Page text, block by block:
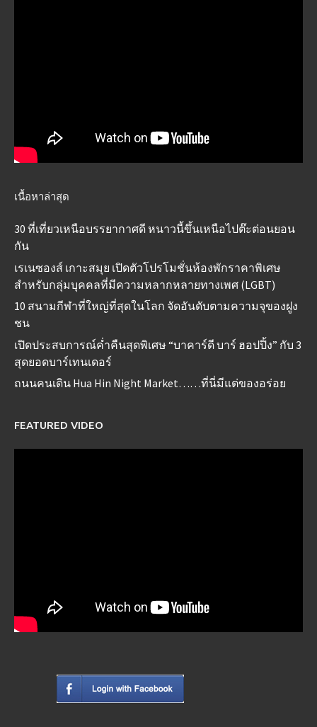
เนื้อหาล่าสุด
30 ที่เที่ยวเหนือบรรยากาศดี หนาวนี้ขึ้นเหนือไปต๊ะต่อนยอน
กัน
เรเนซองส์ เกาะสมุย เปิดตัวโปรโมชั่นห้องพักราคาพิเศษ
สำหรับกลุ่มบุคคลที่มีความหลากหลายทางเพศ (LGBT)
10 สนามกีฬาที่ใหญ่ที่สุดในโลก จัดอันดับตามความจุของฝูง
ชน
เปิดประสบการณ์ค่ำคืนสุดพิเศษ “บาคาร์ดี บาร์ ฮอปปิ้ง” กับ 3
สุดยอดบาร์เทนเดอร์
ถนนคนเดิน Hua Hin Night Market……ที่นี่มีแต่ของอร่อย
FEATURED VIDEO